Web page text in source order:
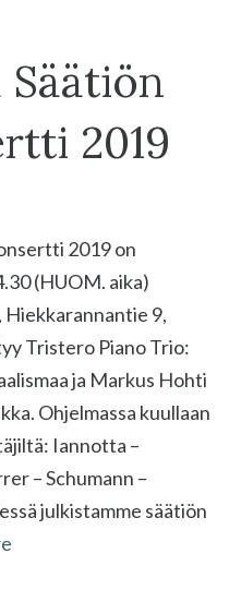
2019
2019 on
(HUOM. aika)
Hiekkarannantie 9,
Tristero Piano Trio:
ja Markus Hohti
Ohjelmassa kuullaan
Iannotta –
– Schumann –
julkistamme säätiön